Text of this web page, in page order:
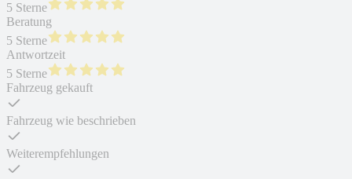
5 Sterne
Beratung
5 Sterne
Antwortzeit
5 Sterne
Fahrzeug gekauft
Fahrzeug wie beschrieben
Weiterempfehlungen